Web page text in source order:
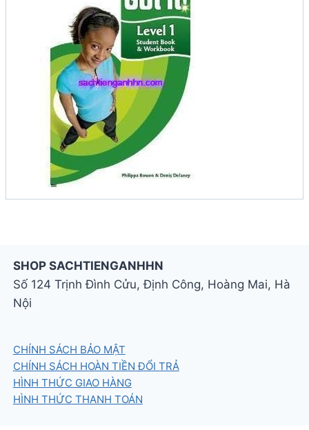
SHOP SACHTIENGANHHN
Số 124 Trịnh Đình Cửu, Định Công, Hoàng Mai, Hà
Nội
CHÍNH SÁCH BẢO MẬT
CHÍNH SÁCH HOÀN TIỀN ĐỔI TRẢ
HÌNH THỨC GIAO HÀNG
HÌNH THỨC THANH TOÁN